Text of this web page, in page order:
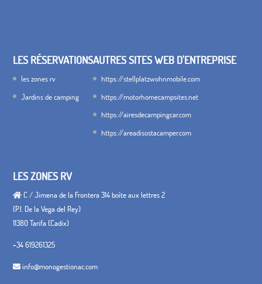
LES RÉSERVATIONS
les zones rv
Jardins de camping
AUTRES SITES WEB D'ENTREPRISE
https://stellplatzwohnmobile.com
https://motorhomecampsites.net
https://airesdecampingcar.com
https://areadisostacamper.com
LES ZONES RV
C / Jimena de la Frontera 314 boîte aux lettres 2
(P.I. De la Vega del Rey)
11380 Tarifa (Cadix)
+34 619261325
info@monogestionac.com